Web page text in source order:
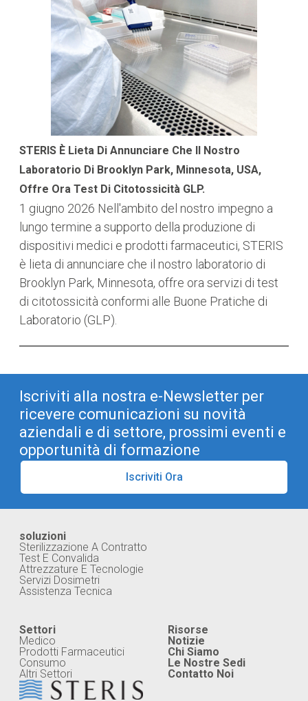
STERIS È Lieta Di Annunciare Che Il Nostro
Laboratorio Di Brooklyn Park, Minnesota, USA,
Offre Ora Test Di Citotossicità GLP.
1 giugno 2026 Nell'ambito del nostro impegno a
lungo termine a supporto della produzione di
dispositivi medici e prodotti farmaceutici, STERIS
è lieta di annunciare che il nostro laboratorio di
Brooklyn Park, Minnesota, offre ora servizi di test
di citotossicità conformi alle Buone Pratiche di
Laboratorio (GLP).
Iscriviti alla nostra e-Newsletter per
ricevere comunicazioni su novità
aziendali e di settore, prossimi eventi e
opportunità di formazione
Iscriviti Ora
soluzioni
Sterilizzazione A Contratto
Test E Convalida
Attrezzature E Tecnologie
Servizi Dosimetri
Assistenza Tecnica
Settori
Medico
Prodotti Farmaceutici
Consumo
Altri Settori
Risorse
Notizie
Chi Siamo
Le Nostre Sedi
Contatto Noi